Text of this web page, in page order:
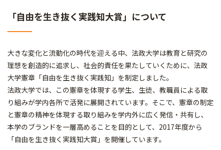
「自由を生き抜く実践知大賞」について
大きな変化と流動化の時代を迎える中、法政大学は教育と研究の
理想を創造的に追求し、社会的責任を果たしていくために、法政
大学憲章「自由を生き抜く実践知」を制定しました。
法政大学では、この憲章を体現する学生、生徒、教職員による取
り組みが学内各所で活発に展開されています。そこで、憲章の制定
と憲章の精神を体現する取り組みを学内外に広く発信・共有し、
本学のブランドを一層高めることを目的として、2017年度から
「自由を生き抜く実践知大賞」を開催しています。